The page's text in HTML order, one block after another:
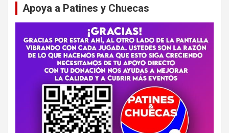
Apoya a Patines y Chuecas